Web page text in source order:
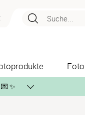
Suche...
💌 ✨